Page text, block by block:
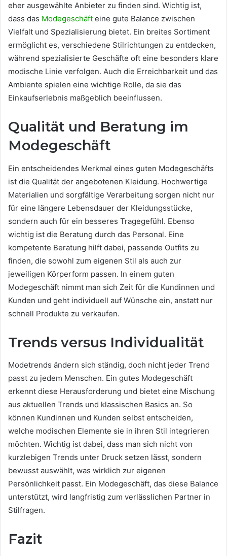
eher ausgewählte Anbieter zu finden sind. Wichtig ist,
dass das Modegeschäft eine gute Balance zwischen
Vielfalt und Spezialisierung bietet. Ein breites Sortiment
ermöglicht es, verschiedene Stilrichtungen zu entdecken,
während spezialisierte Geschäfte oft eine besonders klare
modische Linie verfolgen. Auch die Erreichbarkeit und das
Ambiente spielen eine wichtige Rolle, da sie das
Einkaufserlebnis maßgeblich beeinflussen.
Qualität und Beratung im
Modegeschäft
Ein entscheidendes Merkmal eines guten Modegeschäfts
ist die Qualität der angebotenen Kleidung. Hochwertige
Materialien und sorgfältige Verarbeitung sorgen nicht nur
für eine längere Lebensdauer der Kleidungsstücke,
sondern auch für ein besseres Tragegefühl. Ebenso
wichtig ist die Beratung durch das Personal. Eine
kompetente Beratung hilft dabei, passende Outfits zu
finden, die sowohl zum eigenen Stil als auch zur
jeweiligen Körperform passen. In einem guten
Modegeschäft nimmt man sich Zeit für die Kundinnen und
Kunden und geht individuell auf Wünsche ein, anstatt nur
schnell Produkte zu verkaufen.
Trends versus Individualität
Modetrends ändern sich ständig, doch nicht jeder Trend
passt zu jedem Menschen. Ein gutes Modegeschäft
erkennt diese Herausforderung und bietet eine Mischung
aus aktuellen Trends und klassischen Basics an. So
können Kundinnen und Kunden selbst entscheiden,
welche modischen Elemente sie in ihren Stil integrieren
möchten. Wichtig ist dabei, dass man sich nicht von
kurzlebigen Trends unter Druck setzen lässt, sondern
bewusst auswählt, was wirklich zur eigenen
Persönlichkeit passt. Ein Modegeschäft, das diese Balance
unterstützt, wird langfristig zum verlässlichen Partner in
Stilfragen.
Fazit